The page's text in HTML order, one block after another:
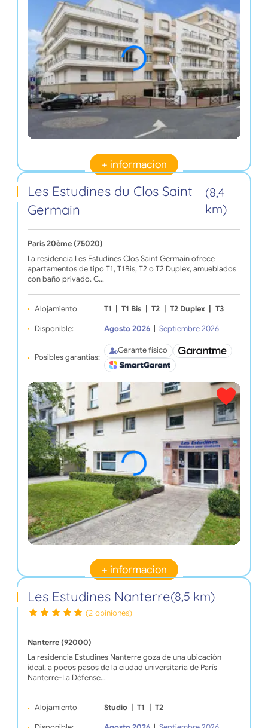
+ informacion
Les Estudines du Clos Saint
Germain
(8,4
km)
Paris 20ème (75020)
La residencia Les Estudines Clos Saint Germain ofrece
apartamentos de tipo T1, T1Bis, T2 o T2 Duplex, amueblados
con baño privado. C…
Alojamiento T1 T1 Bis T2 T2 Duplex T3
Disponible: Agosto 2026 Septiembre 2026
Posibles garantías:
Garante físico
+ informacion
Les Estudines Nanterre(8,5 km)
(2 opiniones)
Nanterre (92000)
La residencia Estudines Nanterre goza de una ubicación
ideal, a pocos pasos de la ciudad universitaria de París
Nanterre-La Défense…
Alojamiento Studio T1 T2